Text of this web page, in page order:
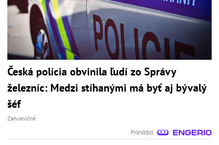
Česká polícia obvinila ľudí zo Správy
železníc: Medzi stíhanými má byť aj bývalý
šéf
Zahraničné